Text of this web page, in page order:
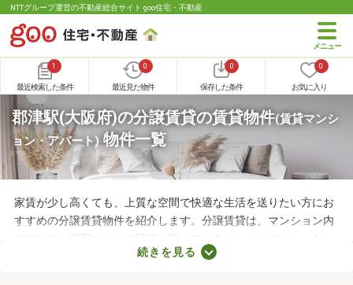
NTTグループ運営の不動産総合サイト goo住宅・不動産
1
最近検索した条件
0
最近見た物件
0
保存した条件
0
お気に入り
郡津駅(大阪府)の分譲賃貸の賃貸物件(賃貸マンシ
ョン・アパート)物件一覧
家賃が少し高くても、上質な空間で快適な生活を送りたい方にお
すすめの分譲賃貸物件を紹介します。分譲賃貸は、マンション内
のほかのお部屋に比べて設備が整っていることがポイント。なか
には高級感のある内装に整えられた物件もあるので、グレードの
続きを見る